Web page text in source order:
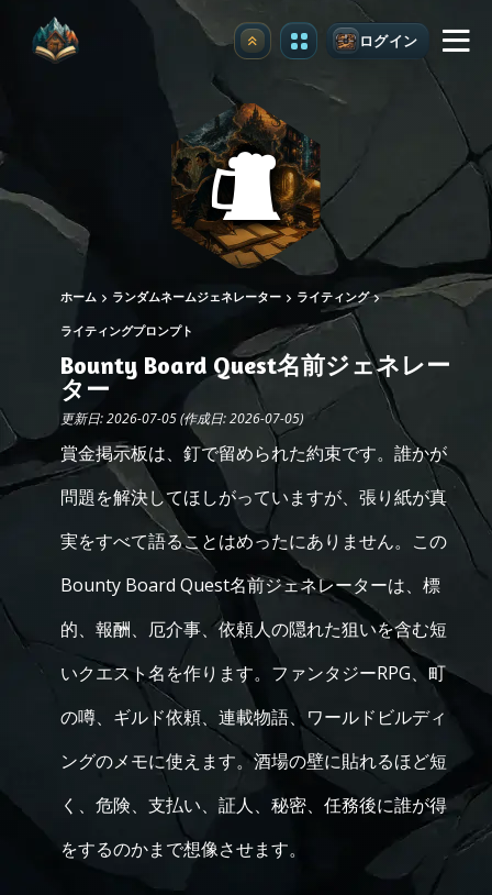
アップグレード ログイン
ホーム ランダムネームジェネレーター ライティング
ライティングプロンプト
Bounty Board Quest名前ジェネレー
ター
更新日: 2026-07-05 (作成日: 2026-07-05)
賞金掲示板は、釘で留められた約束です。誰かが
問題を解決してほしがっていますが、張り紙が真
実をすべて語ることはめったにありません。この
Bounty Board Quest名前ジェネレーターは、標
的、報酬、厄介事、依頼人の隠れた狙いを含む短
いクエスト名を作ります。ファンタジーRPG、町
の噂、ギルド依頼、連載物語、ワールドビルディ
ングのメモに使えます。酒場の壁に貼れるほど短
く、危険、支払い、証人、秘密、任務後に誰が得
をするのかまで想像させます。